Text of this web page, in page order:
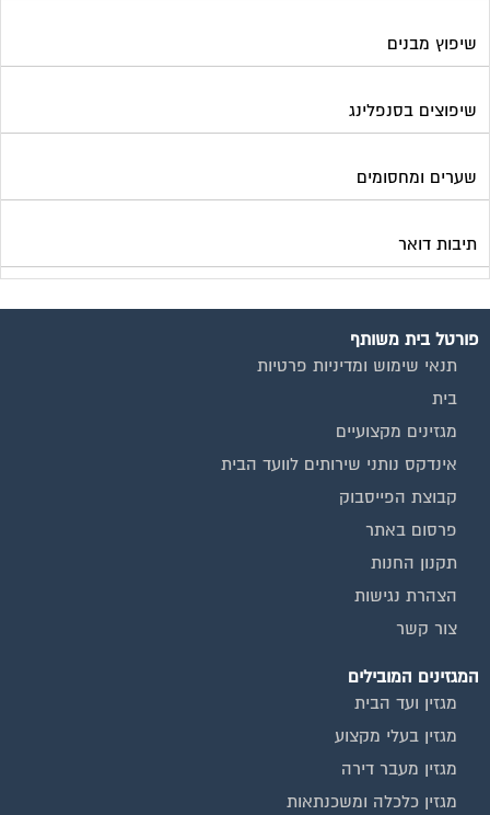
שיפוץ מבנים
שיפוצים בסנפלינג
שערים ומחסומים
תיבות דואר
פורטל בית משותף
תנאי שימוש ומדיניות פרטיות
בית
מגזינים מקצועיים
אינדקס נותני שירותים לוועד הבית
קבוצת הפייסבוק
פרסום באתר
תקנון החנות
הצהרת נגישות
צור קשר
המגזינים המובילים
מגזין ועד הבית
מגזין בעלי מקצוע
מגזין מעבר דירה
מגזין כלכלה ומשכנתאות